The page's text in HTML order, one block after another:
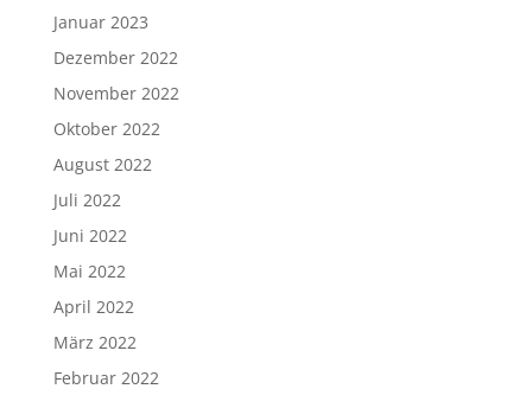
Januar 2023
Dezember 2022
November 2022
Oktober 2022
August 2022
Juli 2022
Juni 2022
Mai 2022
April 2022
März 2022
Februar 2022